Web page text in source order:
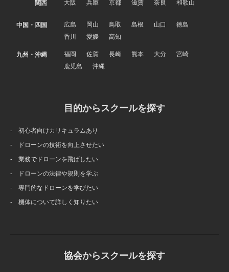
関西
中国・四国 広島 岡山 鳥取 島根 山口
徳島
香川
愛媛 高知
九州・沖縄 福岡 佐賀 長崎 熊本 大分
宮崎
鹿児島
沖縄
目的からスクールを探す
- 初心者向けカリキュラムあり
- ドローンの技術を向上させたい
- 業務でドローンを飛ばしたい
- ドローンの法律や規則を学ぶ
- 専門的なドローンを学びたい
- 機体について詳しく知りたい
協会からスクールを探す